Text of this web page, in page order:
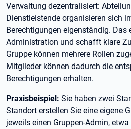
Verwaltung dezentralisiert:
Dienstleistende organisieren sich
Berechtigungen eigenständig. Das
Administration und schafft klare
Gruppe können mehrere Rollen
Mitglieder können dadurch die
Berechtigungen erhalten.
Praxisbeispiel: Sie haben zwei
Standort erstellen Sie eine eigene
jeweils einen Gruppen-Admin,